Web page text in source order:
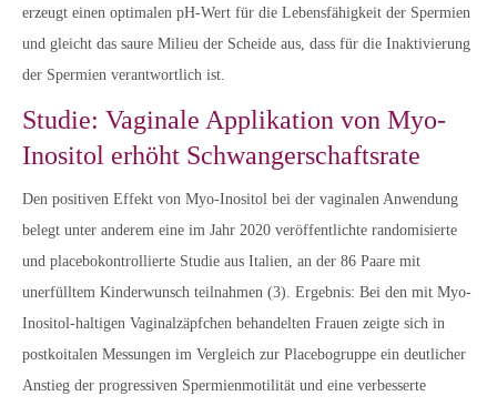
erzeugt einen optimalen pH-Wert für die Lebensfähigkeit der Spermien
und gleicht das saure Milieu der Scheide aus, dass für die Inaktivierung
der Spermien verantwortlich ist.
Studie: Vaginale Applikation von Myo-
Inositol erhöht Schwangerschaftsrate
Den positiven Effekt von Myo-Inositol bei der vaginalen Anwendung
belegt unter anderem eine im Jahr 2020 veröffentlichte randomisierte
und placebokontrollierte Studie aus Italien, an der 86 Paare mit
unerfülltem Kinderwunsch teilnahmen (3). Ergebnis: Bei den mit Myo-
Inositol-haltigen Vaginalzäpfchen behandelten Frauen zeigte sich in
postkoitalen Messungen im Vergleich zur Placebogruppe ein deutlicher
Anstieg der progressiven Spermienmotilität und eine verbesserte